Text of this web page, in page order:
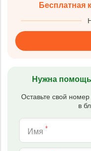
Бесплатная
Нужна
Оставьте свой
в
Имя *